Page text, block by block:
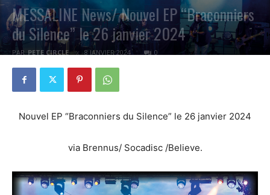
MESSALINE News/ Nouvel EP “Braconniers
du Silence” le 26 janvier 2024
PAR PETE CIRCLE 8 JANVIER 2024 0
Nouvel EP “Braconniers du Silence” le 26 janvier 2024
via Brennus/ Socadisc /Believe.